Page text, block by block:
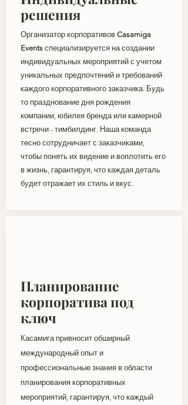
решения
Организатор корпоративов Casamiga
Events специализируется на создании
индивидуальных мероприятий с учетом
уникальных предпочтений и требований
каждого корпоративного заказчика. Будь
то празднование дня рождения
компании, юбилея бренда или камерной
встречи - тимбилдинг. Наша команда
тесно сотрудничает с заказчиками,
чтобы понять их видение и воплотить его
в жизнь, гарантируя, что каждая деталь
будет отражает их стиль и вкус.
Планирование
корпоратива под
ключ
Касамига привносит обширный
международный опыт и
профессиональные знания в области
планирования корпоративных
мероприятий, гарантируя, что каждый